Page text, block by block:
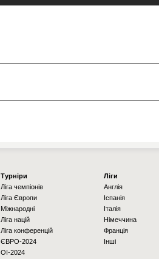
Турніри
Ліга чемпіонів
Ліга Європи
Міжнародні
Ліга націй
Ліга конференцій
ЄВРО-2024
OI-2024
Ліги
Англія
Іспанія
Італія
Німеччина
Франція
Інші